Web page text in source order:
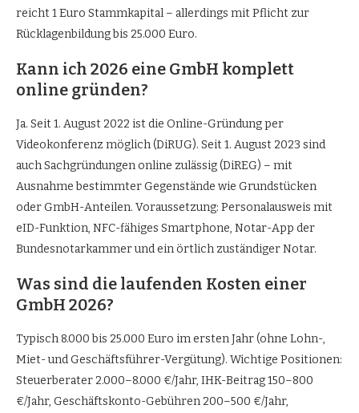
reicht 1 Euro Stammkapital – allerdings mit Pflicht zur
Rücklagenbildung bis 25.000 Euro.
Kann ich 2026 eine GmbH komplett
online gründen?
Ja. Seit 1. August 2022 ist die Online-Gründung per
Videokonferenz möglich (DiRUG). Seit 1. August 2023 sind
auch Sachgründungen online zulässig (DiREG) – mit
Ausnahme bestimmter Gegenstände wie Grundstücken
oder GmbH-Anteilen. Voraussetzung: Personalausweis mit
eID-Funktion, NFC-fähiges Smartphone, Notar-App der
Bundesnotarkammer und ein örtlich zuständiger Notar.
Was sind die laufenden Kosten einer
GmbH 2026?
Typisch 8.000 bis 25.000 Euro im ersten Jahr (ohne Lohn-,
Miet- und Geschäftsführer-Vergütung). Wichtige Positionen:
Steuerberater 2.000–8.000 €/Jahr, IHK-Beitrag 150–800
€/Jahr, Geschäftskonto-Gebühren 200–500 €/Jahr,